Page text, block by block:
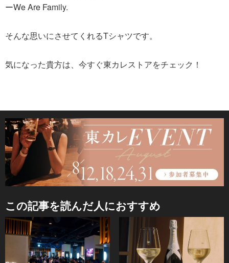
ーWe Are Family.
そんな思いにさせてくれるTシャツです。
気になった貴方は、今すぐ東カレストアをチェック！
この記事を読んだ人におすすめ